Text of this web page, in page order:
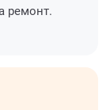
ремонт.